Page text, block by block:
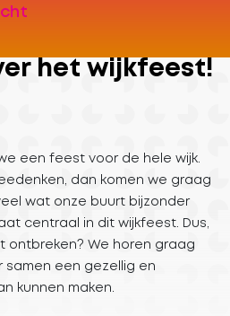
het wijkfeest!
een feest voor de hele wijk.
dan komen we graag
wat onze buurt bijzonder
centraal in dit wijkfeest. Dus,
ontbreken? We horen graag
samen een gezellig en
kunnen maken.